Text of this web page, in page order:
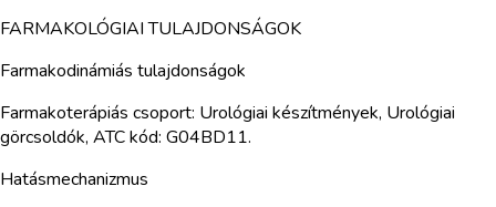
FARMAKOLÓGIAI TULAJDONSÁGOK
Farmakodinámiás tulajdonságok
Farmakoterápiás csoport: Urológiai készítmények, Urológiai
görcsoldók, ATC kód: G04BD11.
Hatásmechanizmus